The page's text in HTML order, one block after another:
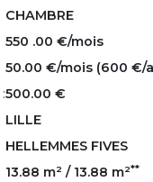
CHAMBRE
550 .00 €/mois
50.00 €/mois (600 €/
500.00 €
LILLE
HELLEMMES FIVES
13.88 m² / 13.88 m²**